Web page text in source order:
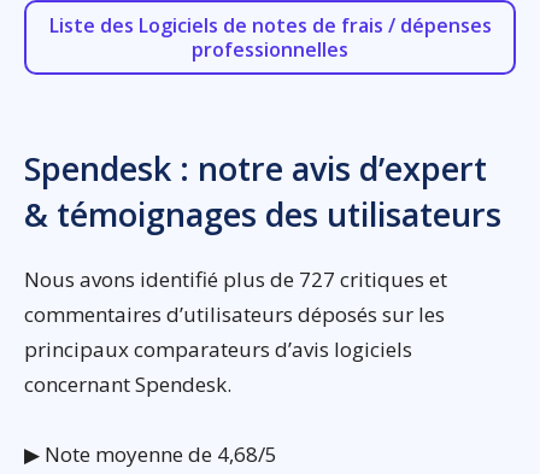
Liste des Logiciels de notes de frais / dépenses
professionnelles
Spendesk : notre avis d’expert
& témoignages des utilisateurs
Nous avons identifié plus de 727 critiques et
commentaires d’utilisateurs déposés sur les
principaux comparateurs d’avis logiciels
concernant Spendesk.
▶ Note moyenne de 4,68/5